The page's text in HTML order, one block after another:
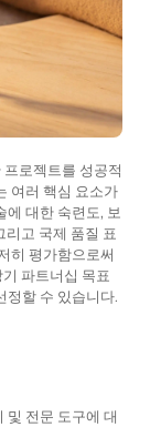
로젝트를 성공적
여러 핵심 요소가
에 대한 숙련도, 보
리고 국제 품질 표
히 평가함으로써
파트너십 목표
정할 수 있습니다.
및 전문 도구에 대